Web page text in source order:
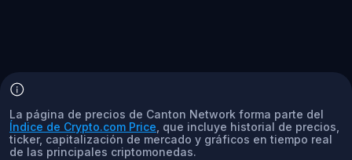
La página de precios de Canton Network forma parte del
Índice de Crypto.com Price , que incluye historial de precios,
ticker, capitalización de mercado y gráficos en tiempo real
de las principales criptomonedas.